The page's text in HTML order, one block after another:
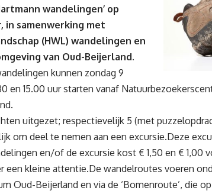
wandelingen’ op
in samenwerking met
(HWL) wandelingen en
van Oud-Beijerland.
kunnen zondag 9
en 15.00 uur starten vanaf
uitgezet; respectievelijk 5 (met
om deel te nemen aan een excursie.Deze
en/of de excursie kost € 1,50 en € 1,00
een kleine attentie.De wandelroutes voeren
Oud-Beijerland en via de ‘Bomenroute’, die